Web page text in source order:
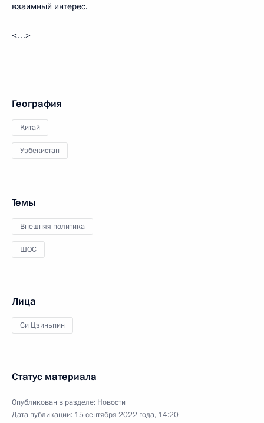
взаимный интерес.
<…>
География
Китай
Узбекистан
Темы
Внешняя политика
ШОС
Лица
Си Цзиньпин
Статус материала
Опубликован в разделе: Новости
Дата публикации: 15 сентября 2022 года, 14:20